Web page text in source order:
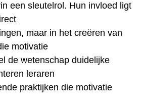
een sleutelrol. Hun invloed ligt
maar in het creëren van
motivatie
de wetenschap duidelijke
leraren
praktijken die motivatie